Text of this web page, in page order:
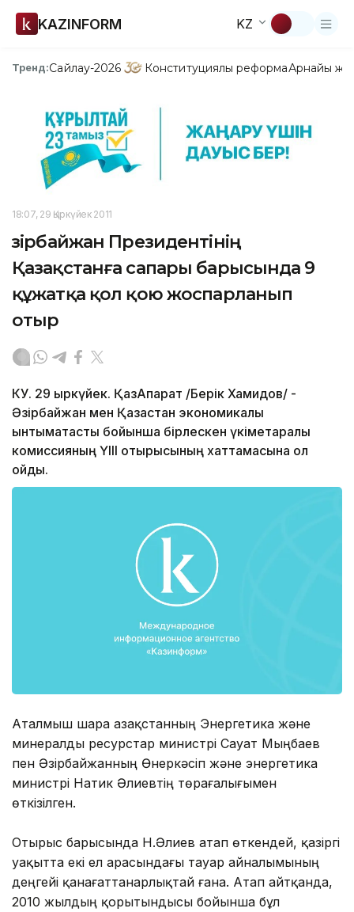
KAZINFORM KZ
Тренд:Сайлау-2026 Конституциялық реформаАрнайы
18:07, 29 Қыркүйек 2011
Әзірбайжан Президентінің
Қазақстанға сапары барысында 9
құжатқа қол қою жоспарланып
отыр
КУ. 29 қыркүйек. ҚазАқпарат /Берік Хамидов/ -
Әзірбайжан мен Қазақстан экономикалық
ынтымақтастық бойынша бірлескен үкіметаралық
комиссияның ҮІІІ отырысының хаттамасына қол
қойды.
Аталмыш шара Қазақстанның Энергетика және
минералды ресурстар министрі Сауат Мыңбаев
пен Әзірбайжанның Өнеркәсіп және энергетика
министрі Натик Әлиевтің төрағалығымен
өткізілген.
Отырыс барысында Н.Әлиев атап өткендей, қазіргі
уақытта екі ел арасындағы тауар айналымының
деңгейі қанағаттанарлықтай ғана. Атап айтқанда,
2010 жылдың қорытындысы бойынша бұл